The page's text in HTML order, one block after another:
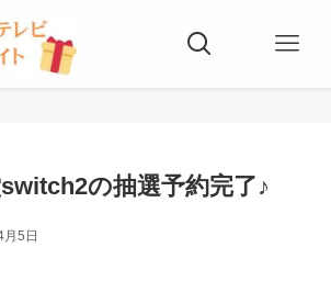
の抽選予約完了♪
5日